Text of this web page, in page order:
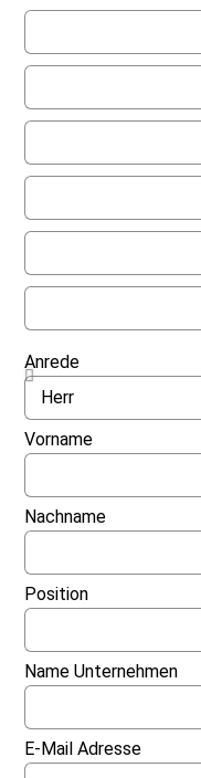
Anrede
Vorname
Nachname
Position
Name Unternehmen
E-Mail Adresse